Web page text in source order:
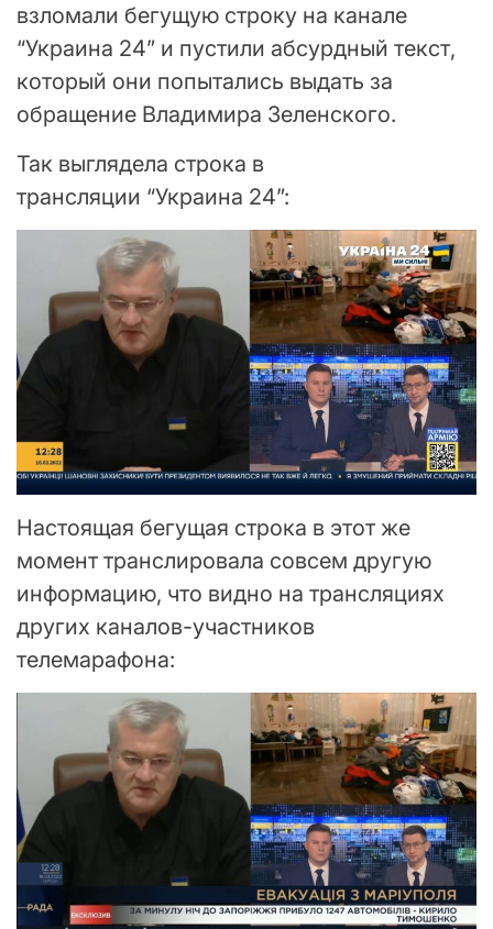
взломали бегущую строку на канале
“Украина 24” и пустили абсурдный текст,
который они попытались выдать за
обращение Владимира Зеленского.
Так выглядела строка в
трансляции “Украина 24”:
Настоящая бегущая строка в этот же
момент транслировала совсем другую
информацию, что видно на трансляциях
других каналов-участников
телемарафона: